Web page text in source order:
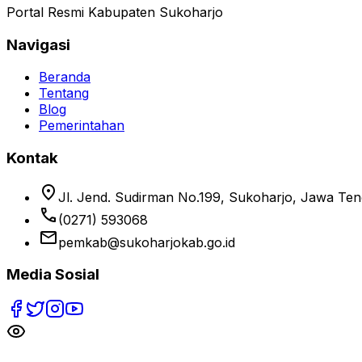
Portal Resmi Kabupaten Sukoharjo
Navigasi
Beranda
Tentang
Blog
Pemerintahan
Kontak
location_on Jl. Jend. Sudirman No.199, Sukoharjo, Jawa
phone (0271) 593068
emailpemkab@sukoharjokab.go.id
Media Sosial